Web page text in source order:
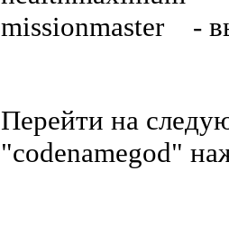
missionmaster -
Пepeйти нa
"codenamegod"